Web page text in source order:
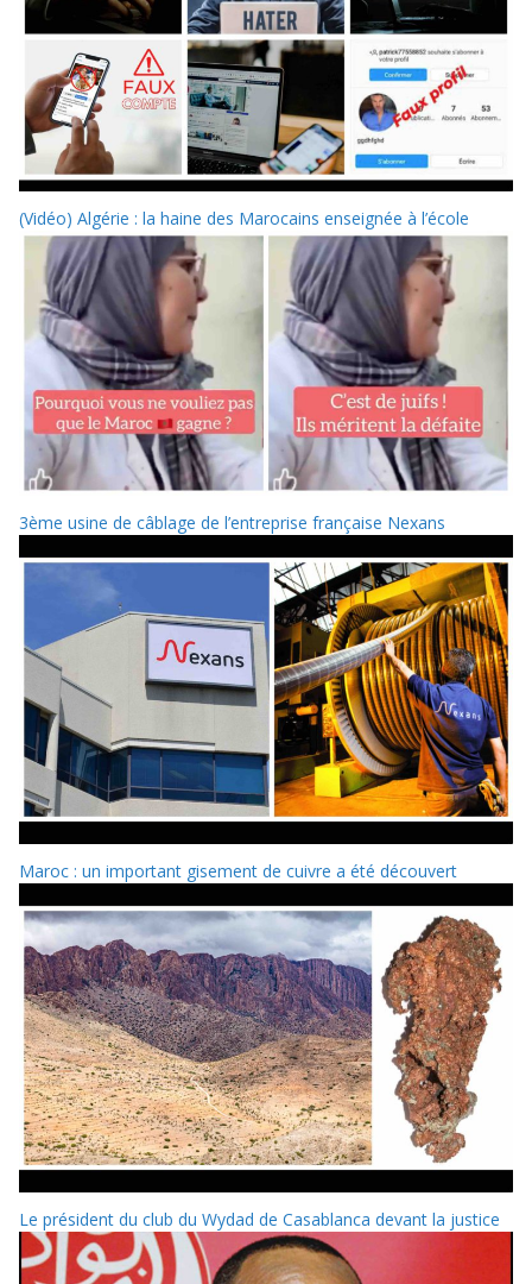
(Vidéo) Algérie : la haine des Marocains enseignée à l’école
3ème usine de câblage de l’entreprise française Nexans
Maroc : un important gisement de cuivre a été découvert
Le président du club du Wydad de Casablanca devant la justice